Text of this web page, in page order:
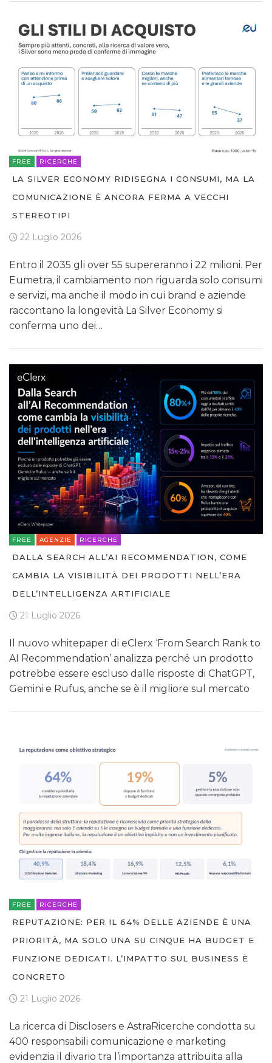
FREE RICERCHE
LA SILVER ECONOMY RIDISEGNA I CONSUMI, MA LA
COMUNICAZIONE È ANCORA FERMA A VECCHI
STEREOTIPI
22 Luglio 2026
Entro il 2035 gli over 55 supereranno i 22 milioni. Per
Eumetra, il cambiamento non riguarda solo consumi
e servizi, ma anche il modo in cui brand e aziende
raccontano la longevità La Silver Economy si
conferma uno dei…
FREE AGENZIE RICERCHE
DALLA SEARCH ALL’AI RECOMMENDATION, COME
CAMBIA LA VISIBILITÀ DEI PRODOTTI NELL’ERA
DELL’INTELLIGENZA ARTIFICIALE
21 Luglio 2026
Il nuovo whitepaper di eClerx ‘From Search Rank to
AI Recommendation’ analizza perché un prodotto
potrebbe essere escluso dalle risposte di ChatGPT,
Gemini e Rufus, anche se è il migliore sul mercato
FREE RICERCHE
REPUTAZIONE: PER IL 64% DELLE AZIENDE È UNA
PRIORITÀ, MA SOLO UNA SU CINQUE HA BUDGET E
FUNZIONE DEDICATI. L’IMPATTO SUL BUSINESS È
CONCRETO
21 Luglio 2026
La ricerca di Disclosers e AstraRicerche condotta su
400 responsabili comunicazione e marketing
evidenzia il divario tra l’importanza attribuita alla